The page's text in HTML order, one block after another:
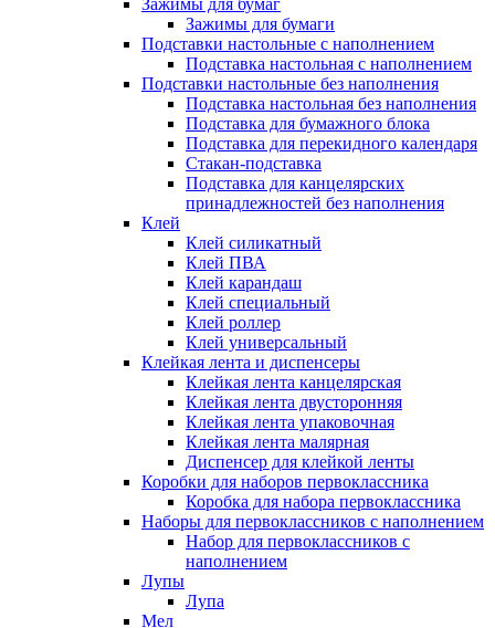
Зажимы для бумаг
Зажимы для бумаги
Подставки настольные с наполнением
Подставка настольная с наполнением
Подставки настольные без наполнения
Подставка настольная без наполнения
Подставка для бумажного блока
Подставка для перекидного календаря
Стакан-подставка
Подставка для канцелярских
принадлежностей без наполнения
Клей
Клей силикатный
Клей ПВА
Клей карандаш
Клей специальный
Клей роллер
Клей универсальный
Клейкая лента и диспенсеры
Клейкая лента канцелярская
Клейкая лента двусторонняя
Клейкая лента упаковочная
Клейкая лента малярная
Диспенсер для клейкой ленты
Коробки для наборов первоклассника
Коробка для набора первоклассника
Наборы для первоклассников с наполнением
Набор для первоклассников с
наполнением
Лупы
Лупа
Мел